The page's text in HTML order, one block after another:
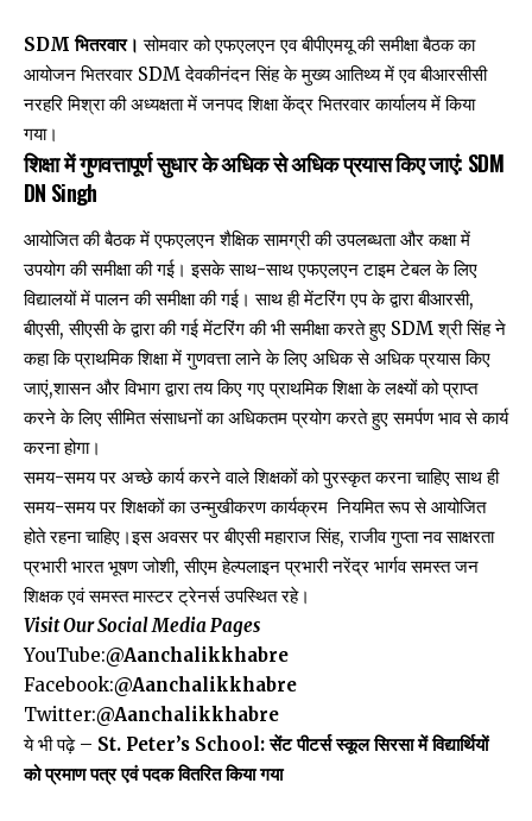
SDM भितरवार। सोमवार को एफएलएन एव बीपीएमयू की समीक्षा बैठक का
आयोजन भितरवार SDM देवकीनंदन सिंह के मुख्य आतिथ्य में एव बीआरसीसी
नरहरि मिश्रा की अध्यक्षता में जनपद शिक्षा केंद्र भितरवार कार्यालय में किया
गया।
शिक्षा में गुणवत्तापूर्ण सुधार के अधिक से अधिक प्रयास किए जाएं: SDM
DN Singh
आयोजित की बैठक में एफएलएन शैक्षिक सामग्री की उपलब्धता और कक्षा में
उपयोग की समीक्षा की गई। इसके साथ-साथ एफएलएन टाइम टेबल के लिए
विद्यालयों में पालन की समीक्षा की गई। साथ ही मेंटरिंग एप के द्वारा बीआरसी,
बीएसी, सीएसी के द्वारा की गई मेंटरिंग की भी समीक्षा करते हुए SDM श्री सिंह ने
कहा कि प्राथमिक शिक्षा में गुणवत्ता लाने के लिए अधिक से अधिक प्रयास किए
जाएं,शासन और विभाग द्वारा तय किए गए प्राथमिक शिक्षा के लक्ष्यों को प्राप्त
करने के लिए सीमित संसाधनों का अधिकतम प्रयोग करते हुए समर्पण भाव से कार्य
करना होगा।
समय-समय पर अच्छे कार्य करने वाले शिक्षकों को पुरस्कृत करना चाहिए साथ ही
समय-समय पर शिक्षकों का उन्मुखीकरण कार्यक्रम नियमित रूप से आयोजित
होते रहना चाहिए।इस अवसर पर बीएसी महाराज सिंह, राजीव गुप्ता नव साक्षरता
प्रभारी भारत भूषण जोशी, सीएम हेल्पलाइन प्रभारी नरेंद्र भार्गव समस्त जन
शिक्षक एवं समस्त मास्टर ट्रेनर्स उपस्थित रहे।
Visit Our Social Media Pages
YouTube:@Aanchalikkhabre
Facebook:@Aanchalikkhabre
Twitter:@Aanchalikkhabre
ये भी पढ़े – St. Peter’s School: सेंट पीटर्स स्कूल सिरसा में विद्यार्थियों
को प्रमाण पत्र एवं पदक वितरित किया गया